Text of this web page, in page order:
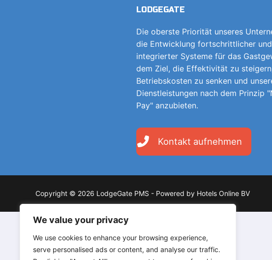
We value your privacy
We use cookies to enhance your browsing experience,
serve personalised ads or content, and analyse our traffic.
LODGEGATE
Die oberste Priorität unseres
die Entwicklung fortschrittlicher
integrierter Systeme für das
dem Ziel, die Effektivität zu
Betriebskosten zu senken und
Dienstleistungen nach dem Prinzip
Pay" anzubieten.
Kontakt aufnehmen
Copyright © 2026 LodgeGate PMS - Powered by Hotels Online BV